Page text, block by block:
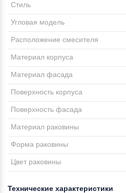
Стиль
Угловая модель
Расположение смесителя
Материал корпуса
Материал фасада
Поверхность корпуса
Поверхность фасада
Материал раковины
Форма раковины
Цвет раковины
Технические характеристики